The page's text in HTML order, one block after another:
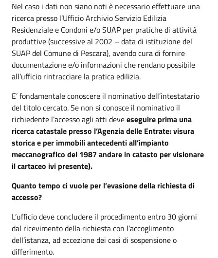
Nel caso i dati non siano noti è necessario effettuare una
ricerca presso l’Ufficio Archivio Servizio Edilizia
Residenziale e Condoni e/o SUAP per pratiche di attività
produttive (successive al 2002 – data di istituzione del
SUAP del Comune di Pescara), avendo cura di fornire
documentazione e/o informazioni che rendano possibile
all’ufficio rintracciare la pratica edilizia.
E’ fondamentale conoscere il nominativo dell’intestatario
del titolo cercato. Se non si conosce il nominativo il
richiedente l’accesso agli atti deveeseguire prima una
ricerca catastale presso l’Agenzia delle Entrate: visura
storica e per immobili antecedenti all’impianto
meccanografico del 1987 andare in catasto per visionare
il cartaceo ivi presente).
Quanto tempo ci vuole per l’evasione della richiesta di
accesso?
L’ufficio deve concludere il procedimento entro 30 giorni
dal ricevimento della richiesta con l’accoglimento
dell’istanza, ad eccezione dei casi di sospensione o
differimento.